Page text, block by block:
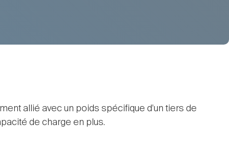
allié avec un poids spécifique d’un tiers de
de charge en plus.